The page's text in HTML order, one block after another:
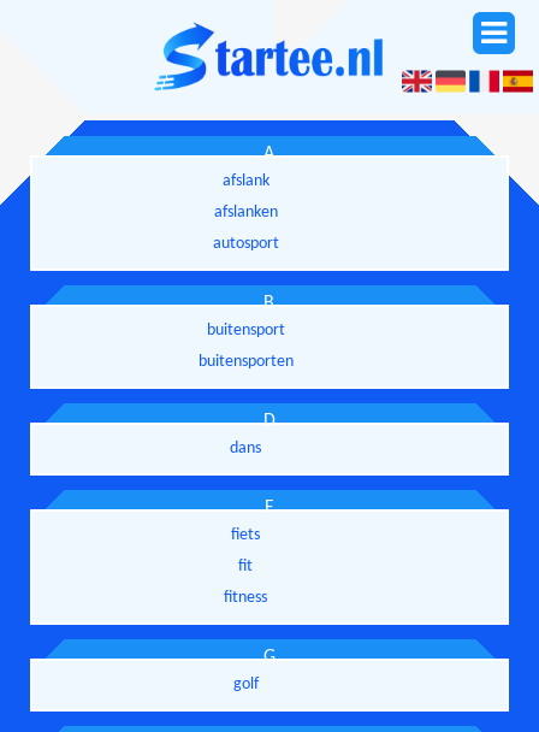
A
afslank
afslanken
autosport
B
buitensport
buitensporten
D
dans
F
fiets
fit
fitness
G
golf